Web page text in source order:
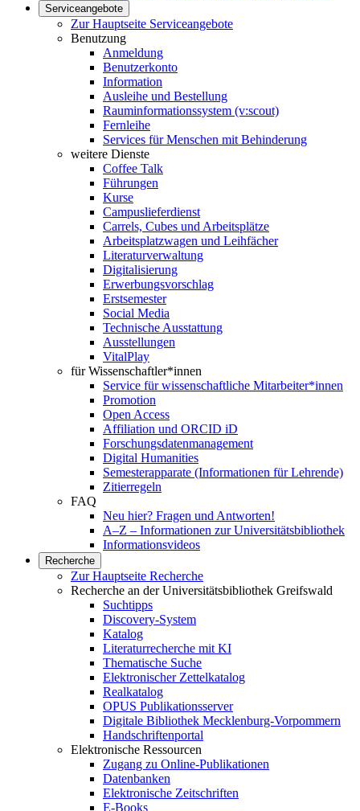
Serviceangebote
Zur Hauptseite Serviceangebote
Benutzung
Anmeldung
Benutzerkonto
Information
Ausleihe und Bestellung
Rauminformationssystem (v:scout)
Fernleihe
Services für Menschen mit Behinderung
weitere Dienste
Coffee Talk
Führungen
Kurse
Campuslieferdienst
Carrels, Cubes und Arbeitsplätze
Arbeitsplatzwagen und Leihfächer
Literaturverwaltung
Digitalisierung
Erwerbungsvorschlag
Erstsemester
Social Media
Technische Ausstattung
Ausstellungen
VitalPlay
für Wissenschaftler*innen
Service für wissenschaftliche Mitarbeiter*innen
Promotion
Open Access
Affiliation und ORCID iD
Forschungsdatenmanagement
Digital Humanities
Semesterapparate (Informationen für Lehrende)
Zitierregeln
FAQ
Neu hier? Fragen und Antworten!
A–Z – Informationen zur Universitätsbibliothek
Informationsvideos
Recherche
Zur Hauptseite Recherche
Recherche an der Universitätsbibliothek Greifswald
Suchtipps
Discovery-System
Katalog
Literaturrecherche mit KI
Thematische Suche
Elektronischer Zettelkatalog
Realkatalog
OPUS Publikationsserver
Digitale Bibliothek Mecklenburg-Vorpommern
Handschriftenportal
Elektronische Ressourcen
Zugang zu Online-Publikationen
Datenbanken
Elektronische Zeitschriften
E-Books